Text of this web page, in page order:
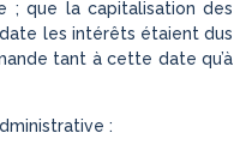
; que la capitalisation des
les intérêts étaient dus
tant à cette date qu’à
: